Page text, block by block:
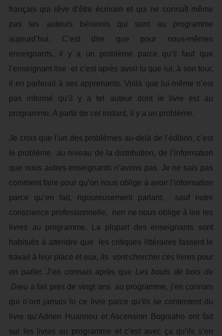
français qui rêve d’être écrivain et qui ne connaît même
pas les auteurs béninois qui sont au programme
aujourd’hui. C’est dire que pour nous-mêmes
enseignants, il y a un problème parce qu’il faut que
l’enseignant lise et c’est après avoir lu que lui, à son tour,
il en parlerait à ses apprenants. Voilà que lui-même n’est
pas informé qu’il y a tel auteur dont le livre est au
programme. A partir de cet instant, il y a un problème.
Je crois que l’un des problèmes au-delà de l’édition, c’est
le problème au niveau de la distribution, de l’information
que nous autres enseignants n’avons pas. Je ne sais pas
comment faire pour qu’on nous oblige à avoir l’information
parce qu’en fait, rigoureusement parlant, sauf notre
conscience professionnelle, rien ne nous oblige à lire les
livres au programme. La plupart des enseignants sont
habitués à attendre que les critiques littéraires fassent le
travail à leur place et eux, ils vont chercher ces livres pour
en parler. J’en connais après que Les bouts de bois de
Dieu a fait près de vingt ans au programme, j’en connais
qui n’ont jamais lu ce livre parce qu’ils se contentent du
livre qu’Adrien Huannou et Ascension Bogniaho ont fait
sur les livres au programme et c’est avec ça qu’ils s’en